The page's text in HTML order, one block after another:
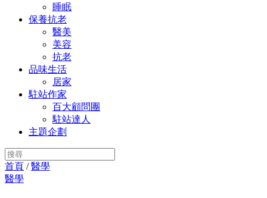
睡眠
保養抗老
醫美
美容
抗老
品味生活
居家
駐站作家
百大顧問團
駐站達人
主題企劃
首頁 /醫學
醫學